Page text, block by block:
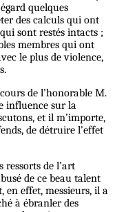
quelques
des calculs qui ont
sont restés intacts ;
membres qui ont
le plus de violence,
de l’honorable M.
influence sur la
et il m’importe,
de détruire l’effet
ressorts de l’art
de ce beau talent
en effet, messieurs, il a
à ébranler des